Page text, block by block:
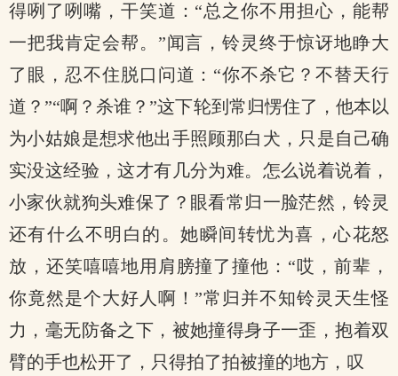
得咧了咧嘴，干笑道：“总之你不用担心，能帮
一把我肯定会帮。”闻言，铃灵终于惊讶地睁大
了眼，忍不住脱口问道：“你不杀它？不替天行
道？”“啊？杀谁？”这下轮到常归愣住了，他本以
为小姑娘是想求他出手照顾那白犬，只是自己确
实没这经验，这才有几分为难。怎么说着说着，
小家伙就狗头难保了？眼看常归一脸茫然，铃灵
还有什么不明白的。她瞬间转忧为喜，心花怒
放，还笑嘻嘻地用肩膀撞了撞他：“哎，前辈，
你竟然是个大好人啊！”常归并不知铃灵天生怪
力，毫无防备之下，被她撞得身子一歪，抱着双
臂的手也松开了，只得拍了拍被撞的地方，叹